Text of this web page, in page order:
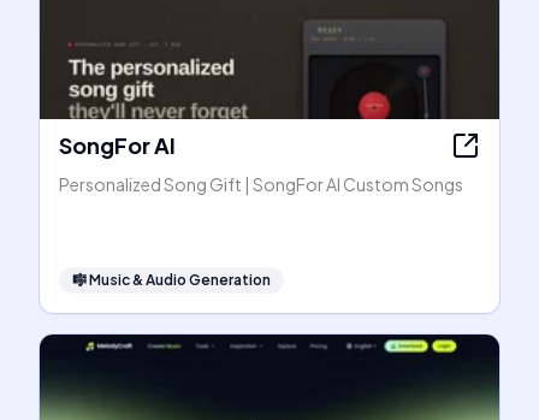
SongFor AI
Personalized Song Gift | SongFor AI Custom Songs
🎼Music & Audio Generation